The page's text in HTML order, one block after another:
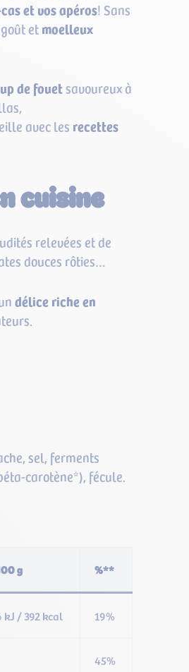
et vos apéros! Sans
etmoelleux
de fouetsavoureux à
avec les recettes
cuisine
relevées et de
douces rôties…
délice riche en
sel, ferments
carotène*), fécule.
g %**
kJ / 392 kcal 19%
45%